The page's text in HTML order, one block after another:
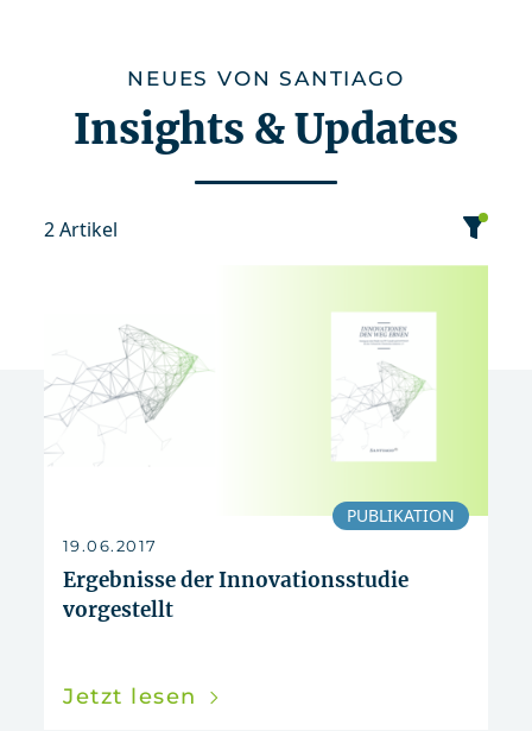
NEUES VON SANTIAGO
Insights & Updates
2 Artikel
Datum
Sortierung
PUBLIKATION
19.06.2017
Ergebnisse der Innovationsstudie
vorgestellt
Jetzt lesen